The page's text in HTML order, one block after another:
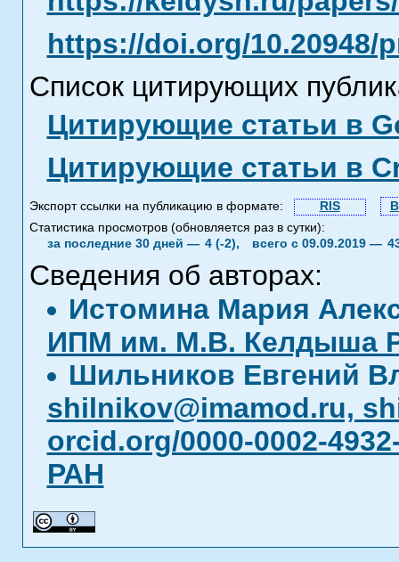
https://doi.org/10.20948/
Список цитирующих
Цитирующие статьи в
Цитирующие статьи в
Экспорт ссылки на публикацию в формате: RIS
Статистика просмотров (обновляется раз в сутки):
за последние 30 дней — 4 (-2), всего с 09.09.2019 —
Сведения об авторах:
Истомина Мария
ИПМ им. М.В. Келдыша
Шильников Евгений
shilnikov@imamod.ru,
orcid.org/0000-0002-
РАН